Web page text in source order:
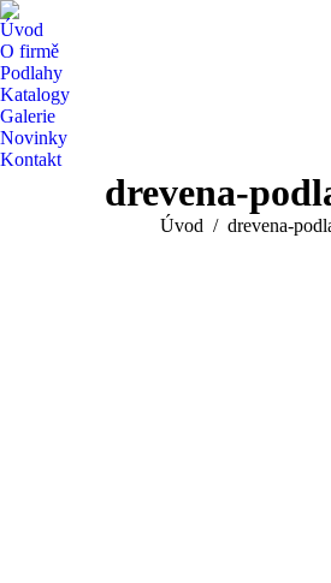
Úvod
O firmě
Podlahy
Katalogy
Galerie
Novinky
Kontakt
drevena-
You are here:
Úvod drevena-